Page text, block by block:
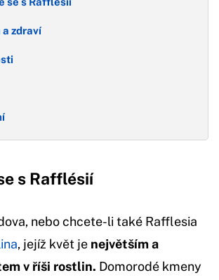
zdraví
s Rafflésií
nebo chcete-li také Rafflesia
, jejíž květ je největším a
v říši rostlin. Domorodé kmeny